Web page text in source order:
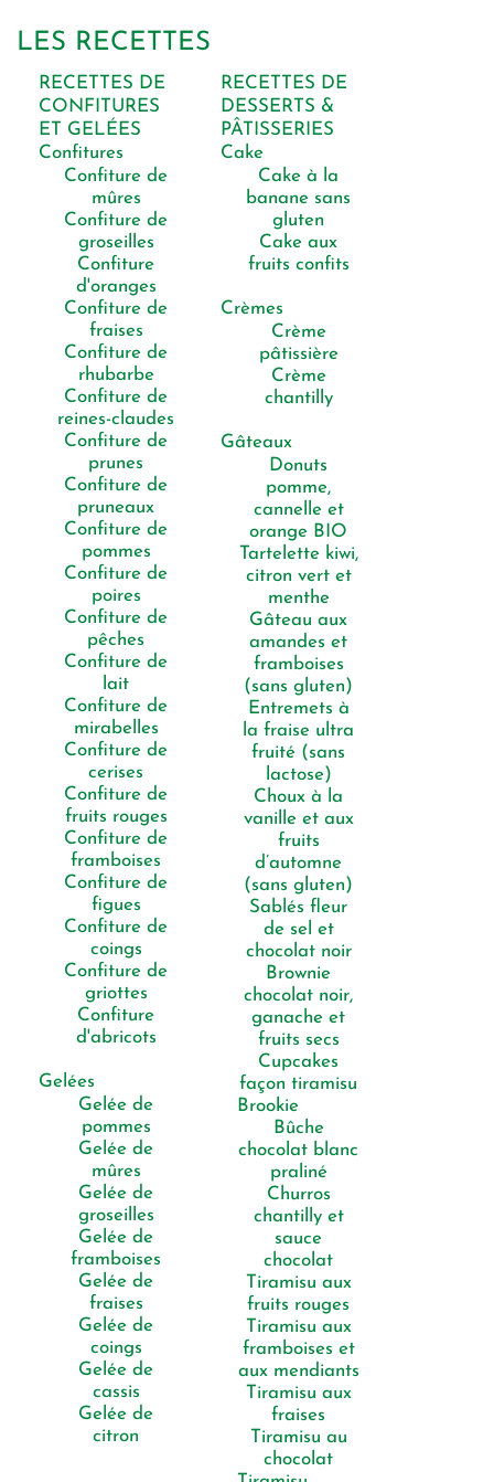
LES RECETTES
RECETTES DE
CONFITURES
ET GELÉES
Confitures
Confiture de
mûres
Confiture de
groseilles
Confiture
d'oranges
Confiture de
fraises
Confiture de
rhubarbe
Confiture de
reines-claudes
Confiture de
prunes
Confiture de
pruneaux
Confiture de
pommes
Confiture de
poires
Confiture de
pêches
Confiture de
lait
Confiture de
mirabelles
Confiture de
cerises
Confiture de
fruits rouges
Confiture de
framboises
Confiture de
figues
Confiture de
coings
Confiture de
griottes
Confiture
d'abricots
Gelées
Gelée de
pommes
Gelée de
mûres
Gelée de
groseilles
Gelée de
framboises
Gelée de
fraises
Gelée de
coings
Gelée de
cassis
Gelée de
citron
RECETTES DE
DESSERTS &
PÂTISSERIES
Cake
Cake à la
banane sans
gluten
Cake aux
fruits confits
Crèmes
Crème
pâtissière
Crème
chantilly
Gâteaux
Donuts
pomme,
cannelle et
orange BIO
Tartelette kiwi,
citron vert et
menthe
Gâteau aux
amandes et
framboises
(sans gluten)
Entremets à
la fraise ultra
fruité (sans
lactose)
Choux à la
vanille et aux
fruits
d’automne
(sans gluten)
Sablés fleur
de sel et
chocolat noir
Brownie
chocolat noir,
ganache et
fruits secs
Cupcakes
façon tiramisu
Brookie
Bûche
chocolat blanc
praliné
Churros
chantilly et
sauce
chocolat
Tiramisu aux
fruits rouges
Tiramisu aux
framboises et
aux mendiants
Tiramisu aux
fraises
Tiramisu au
chocolat